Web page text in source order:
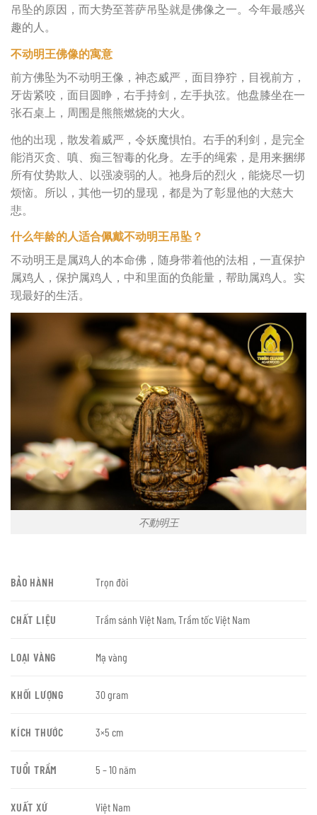
吊坠的原因，而大势至菩萨吊坠就是佛像之一。今年最感兴
趣的人。
不动明王佛像的寓意
前方佛坠为不动明王像，神态威严，面目狰狞，目视前方，
牙齿紧咬，面目圆睁，右手持剑，左手执弦。他盘膝坐在一
张石桌上，周围是熊熊燃烧的大火。
他的出现，散发着威严，令妖魔惧怕。右手的利剑，是完全
能消灭贪、嗔、痴三智毒的化身。左手的绳索，是用来捆绑
所有仗势欺人、以强凌弱的人。祂身后的烈火，能烧尽一切
烦恼。所以，其他一切的显现，都是为了彰显他的大慈大
悲。
什么年龄的人适合佩戴不动明王吊坠？
不动明王是属鸡人的本命佛，随身带着他的法相，一直保护
属鸡人，保护属鸡人，中和里面的负能量，帮助属鸡人。实
现最好的生活。
不動明王
BẢO HÀNH Trọn đời
CHẤT LIỆU Trầm sánh Việt Nam, Trầm tốc Việt Nam
LOẠI VÀNG Mạ vàng
KHỐI LƯỢNG 30 gram
KÍCH THƯỚC 3×5 cm
TUỔI TRẦM 5 – 10 năm
XUẤT XỨ Việt Nam